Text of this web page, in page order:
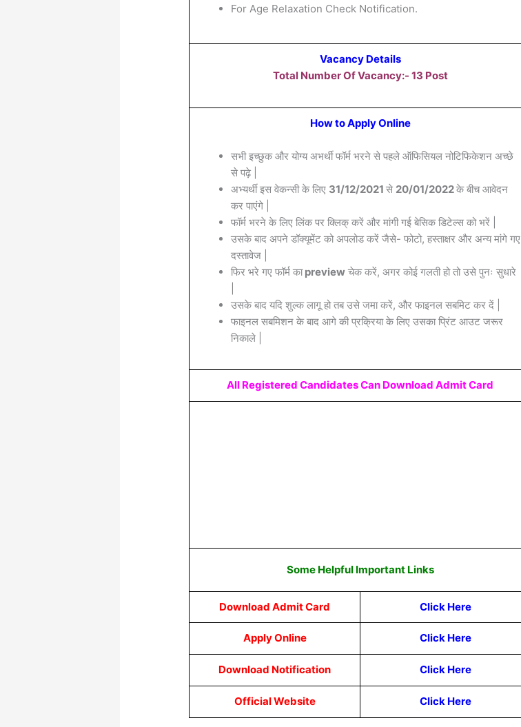
For Age Relaxation Check Notification.
Vacancy Details
Total Number Of Vacancy:- 13 Post
How to Apply Online
सभी इच्छुक और योग्य अभर्थी फॉर्म भरने से पहले ऑफिसियल नोटिफिकेशन अच्छे
से पढ़े |
अभ्यर्थी इस वेकन्सी के लिए 31/12/2021से 20/01/2022के बीच आवेदन
कर पाएंगे |
फॉर्म भरने के लिए लिंक पर क्लिक् करें और मांगी गई बेसिक डिटेल्स को भरें |
उसके बाद अपने डॉक्यूमेंट को अपलोड करें जैसे- फोटो, हस्ताक्षर और अन्य मांगे गए
दस्तावेज |
फिर भरे गए फॉर्म काpreview चेक करें, अगर कोई गलती हो तो उसे पुनः सुधारे
उसके बाद यदि शुल्क लागू हो तब उसे जमा करें, और फाइनल सबमिट कर दें |
फाइनल सबमिशन के बाद आगे की प्रक्रिया के लिए उसका प्रिंट आउट जरूर
निकाले |
All Registered Candidates Can Download Admit Card
Some Helpful Important Links
Download Admit Card Click Here
Apply Online Click Here
Download Notification Click Here
Official Website Click Here